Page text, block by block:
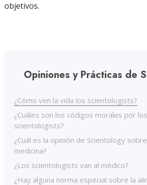
objetivos.
Opiniones y Prácticas de
¿Cómo ven la vida los scientologists?
¿Cuáles son los códigos morales por
scientologists?
¿Cuál es la opinión de Scientology
medicina?
¿Los scientologists van al médico?
¿Hay alguna norma especial sobre la